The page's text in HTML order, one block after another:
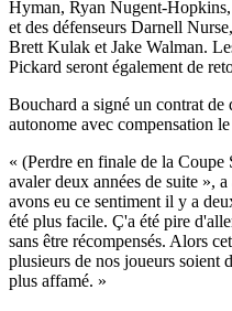
Hyman, Ryan Nugent-
et des défenseurs Darnell
Brett Kulak et Jake Walman.
Pickard seront également de
Bouchard a signé un contrat de
autonome avec compensation
« (Perdre en finale de la Coupe
avaler deux années de suite »,
avons eu ce sentiment il y a
été plus facile. Ç'a été pire
sans être récompensés. Alors
plusieurs de nos joueurs soient
plus affamé. »